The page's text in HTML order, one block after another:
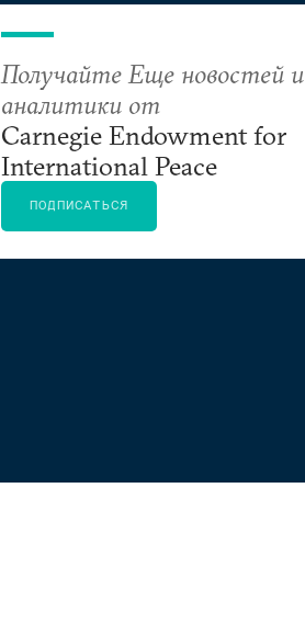
Получайте Еще новостей и
аналитики от
Carnegie Endowment for
International Peace
ПОДПИСАТЬСЯ